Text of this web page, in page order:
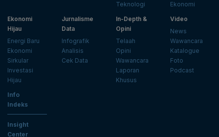
Teknologi
Ekonomi
Ekonomi
Hijau
Energi Baru
Ekonomi
Sirkular
Investasi
Hijau
Jurnalisme
Data
Infografik
Analisis
Cek Data
In-Depth &
Opini
Telaah
Opini
Wawancara
Laporan
Khusus
Video
News
Wawancara
Katalogue
Foto
Podcast
Info
Indeks
Insight
Center